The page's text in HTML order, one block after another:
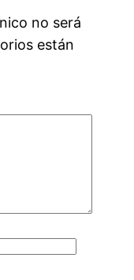
no será
están